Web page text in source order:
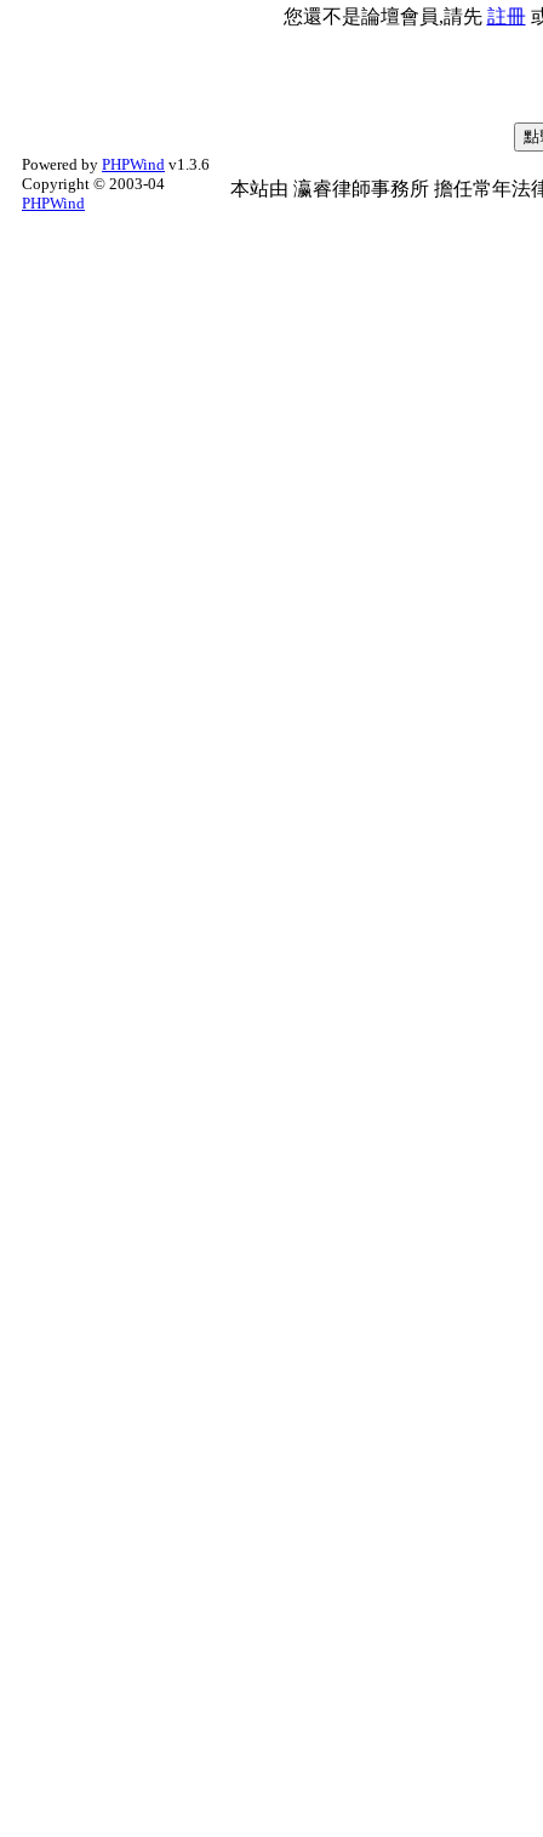
您還不是論壇會員,請先 註冊
Powered by PHPWind v1.3.6
Copyright © 2003-04
PHPWind
本站由 瀛睿律師事務所 擔任常年法